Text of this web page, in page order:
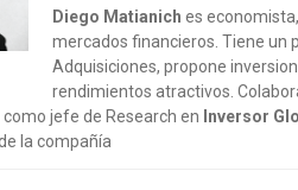
Diego Matianich es
mercados financieros. Tiene un
Adquisiciones, propone
rendimientos atractivos.
jefe de Research en Inversor
la compañía